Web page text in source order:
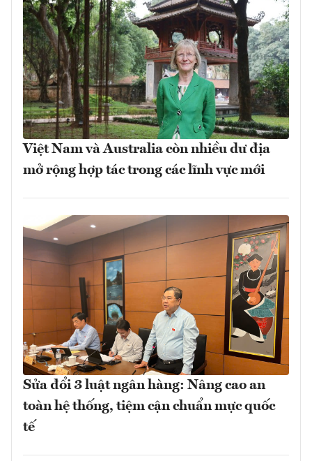
Việt Nam và Australia còn nhiều dư địa
mở rộng hợp tác trong các lĩnh vực mới
Sửa đổi 3 luật ngân hàng: Nâng cao an
toàn hệ thống, tiệm cận chuẩn mực quốc
tế